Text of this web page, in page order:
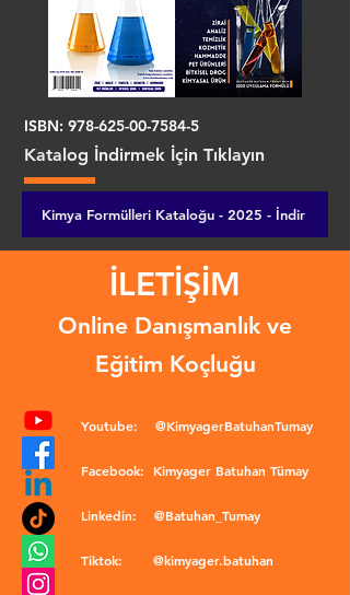
ISBN: 978-625-00-7584-5
Katalog İndirmek İçin Tıklayın
Kimya Formülleri Kataloğu - 2025 - İndir
İLETİŞİM
Online Danışmanlık ve
Eğitim Koçluğu
Youtube: @KimyagerBatuhanTumay
Facebook: Kimyager Batuhan Tümay
Linkedin: @Batuhan_Tumay
Tiktok: @kimyager.batuhan